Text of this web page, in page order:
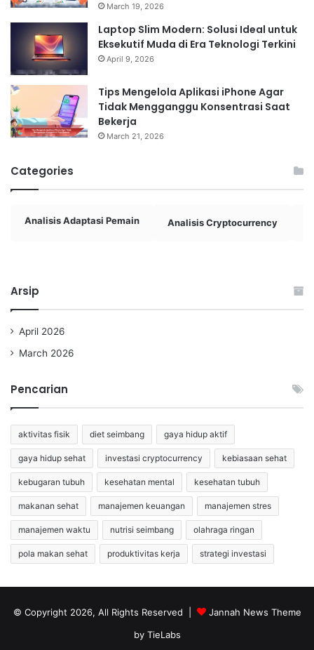
March 19, 2026
Laptop Slim Modern: Solusi Ideal untuk
Eksekutif Muda di Era Teknologi Terkini
April 9, 2026
Tips Mengelola Aplikasi iPhone Agar
Tidak Mengganggu Konsentrasi Saat
Bekerja
March 21, 2026
Categories
Analisis Adaptasi Pemain Analisis Cryptocurrency
Arsip
April 2026
March 2026
Pencarian
aktivitas fisik diet seimbang gaya hidup aktif
gaya hidup sehat investasi cryptocurrency kebiasaan sehat
kebugaran tubuh kesehatan mental kesehatan tubuh
makanan sehat manajemen keuangan manajemen stres
manajemen waktu nutrisi seimbang olahraga ringan
pola makan sehat produktivitas kerja strategi investasi
© Copyright 2026, All Rights Reserved |
Jannah News Theme
by TieLabs